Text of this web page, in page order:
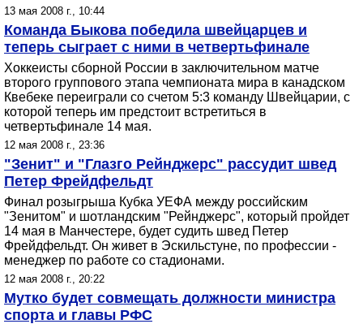
13 мая 2008 г., 10:44
Команда Быкова победила швейцарцев и
теперь сыграет с ними в четвертьфинале
Хоккеисты сборной России в заключительном матче
второго группового этапа чемпионата мира в канадском
Квебеке переиграли со счетом 5:3 команду Швейцарии, с
которой теперь им предстоит встретиться в
четвертьфинале 14 мая.
12 мая 2008 г., 23:36
"Зенит" и "Глазго Рейнджерс" рассудит швед
Петер Фрейдфельдт
Финал розыгрыша Кубка УЕФА между российским
"Зенитом" и шотландским "Рейнджерс", который пройдет
14 мая в Манчестере, будет судить швед Петер
Фрейдфельдт. Он живет в Эскильстуне, по профессии -
менеджер по работе со стадионами.
12 мая 2008 г., 20:22
Мутко будет совмещать должности министра
спорта и главы РФС